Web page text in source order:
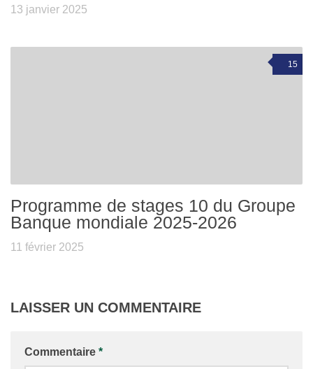
13 janvier 2025
15
Programme de stages 10 du Groupe
Banque mondiale 2025-2026
11 février 2025
LAISSER UN COMMENTAIRE
Commentaire *